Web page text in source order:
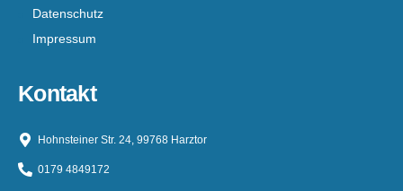
Datenschutz
Impressum
Kontakt
Hohnsteiner Str. 24, 99768 Harztor
0179 4849172